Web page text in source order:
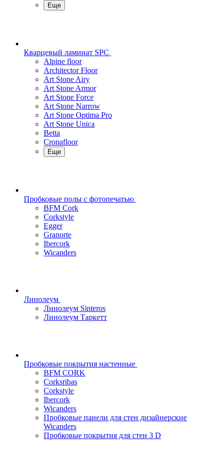
Еще
Кварцевый ламинат SPC
Alpine floor
Architector Floor
Art Stone Airy
Art Stone Armor
Art Stone Force
Art Stone Narrow
Art Stone Optima Pro
Art Stone Unica
Betta
Cronafloor
Еще
Пробковые полы с фотопечатью
BFM Cork
Corkstyle
Egger
Granorte
Ibercork
Wicanders
Линолеум
Линолеум Sinteros
Линолеум Таркетт
Пробковые покрытия настенные
BFM CORK
Corksribas
Corkstyle
Ibercork
Wicanders
Пробковые панели для стен дизайнерские
Wicanders
Пробковые покрытия для стен 3 D